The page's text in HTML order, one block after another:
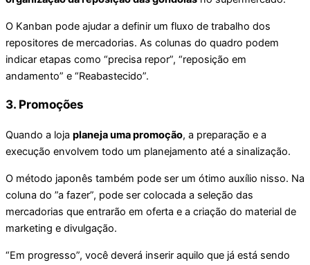
O Kanban pode ajudar a definir um fluxo de trabalho dos
repositores de mercadorias. As colunas do quadro podem
indicar etapas como “precisa repor”, “reposição em
andamento” e “Reabastecido”.
3. Promoções
Quando a loja planeja uma promoção, a preparação e a
execução envolvem todo um planejamento até a sinalização.
O método japonês também pode ser um ótimo auxílio nisso. Na
coluna do ”a fazer”, pode ser colocada a seleção das
mercadorias que entrarão em oferta e a criação do material de
marketing e divulgação.
“Em progresso”, você deverá inserir aquilo que já está sendo